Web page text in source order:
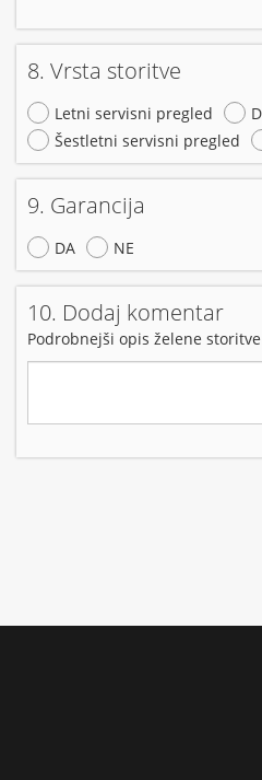
8. Vrsta storitve
Letni servisni pregled
Šestletni servisni pregled
9. Garancija
DA NE
10. Dodaj komentar
Podrobnejši opis želene